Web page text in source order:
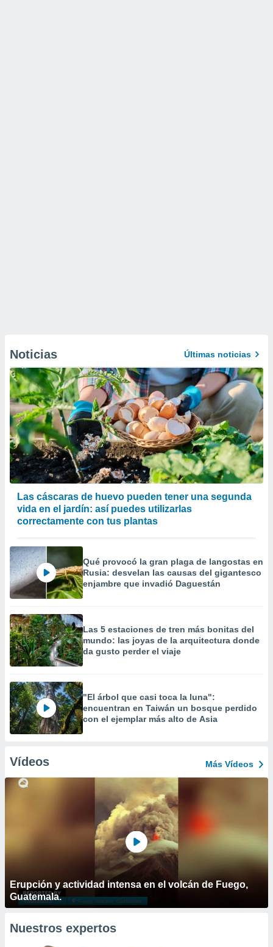
Noticias Últimas noticias
Las cáscaras de huevo pueden tener una segunda
vida en el jardín: así puedes utilizarlas
correctamente con tus plantas
Qué provocó la gran plaga de langostas en
Rusia: desvelan las causas del gigantesco
enjambre que invadió Daguestán
Las 5 estaciones de tren más bonitas del
mundo: las joyas de la arquitectura donde
da gusto perder el viaje
"El árbol que casi toca la luna":
encuentran en Taiwán un bosque perdido
con el ejemplar más alto de Asia
Vídeos Más Vídeos
Erupción y actividad intensa en el volcán de Fuego,
Guatemala.
Nuestros expertos